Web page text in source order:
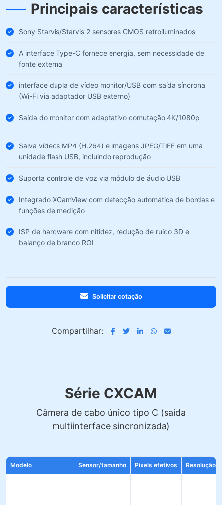
Principais características
Sony Starvis/Starvis 2 sensores CMOS retroiluminados
A interface Type-C fornece energia, sem necessidade de
fonte externa
interface dupla de vídeo monitor/USB com saída síncrona
(Wi-Fi via adaptador USB externo)
Saída do monitor com adaptativo comutação 4K/1080p
Salva vídeos MP4 (H.264) e imagens JPEG/TIFF em uma
unidade flash USB, incluindo reprodução
Suporta controle de voz via módulo de áudio USB
Integrado XCamView com detecção automática de bordas e
funções de medição
ISP de hardware com nitidez, redução de ruído 3D e
balanço de branco ROI
Solicitar cotação
Compartilhar:
Série CXCAM
Câmera de cabo único tipo C (saída
multiinterface sincronizada)
Modelo Sensor/tamanho Pixels efetivos Resolução